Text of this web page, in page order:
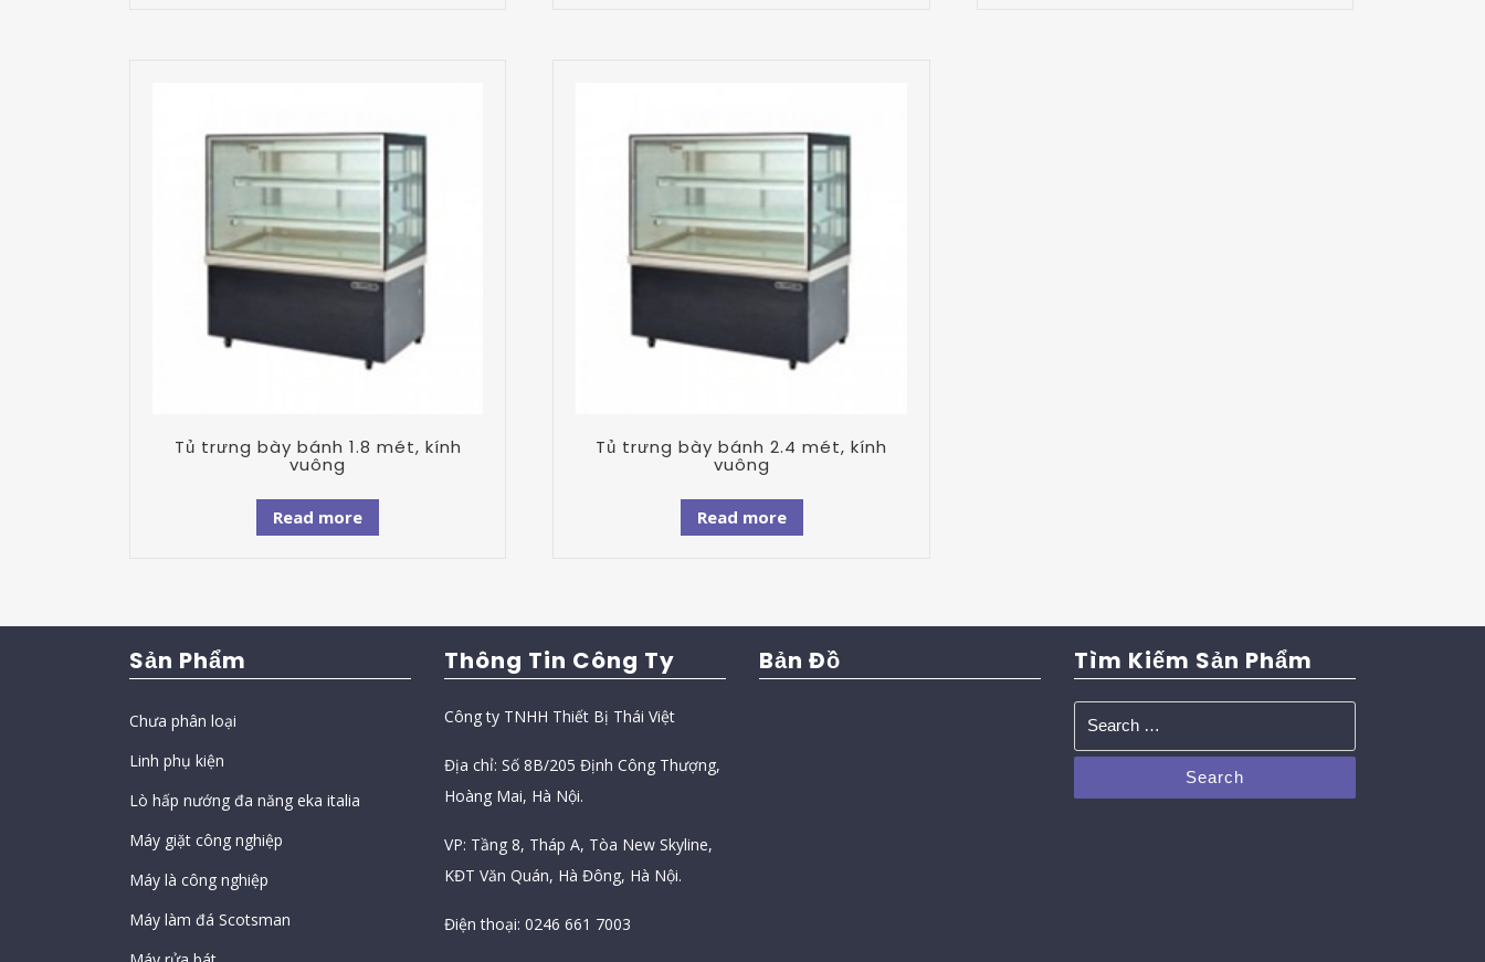
Tủ trưng bày bánh 1.8 mét, kính
vuông
Read more
Tủ trưng bày bánh 2.4 mét, kính
vuông
Read more
Sản Phẩm
Chưa phân loại
Linh phụ kiện
Lò hấp nướng đa năng eka italia
Máy giặt công nghiệp
Máy là công nghiệp
Máy làm đá Scotsman
Thông Tin Công Ty
Công ty TNHH Thiết Bị Thái Việt
Địa chỉ: Số 8B/205 Định Công Thượng,
Hoàng Mai, Hà Nội.
VP: Tầng 8, Tháp A, Tòa New Skyline,
KĐT Văn Quán, Hà Đông, Hà Nội.
Điện thoại: 0246 661 7003
Bản Đồ Tìm Kiếm Sản Phẩm
Search